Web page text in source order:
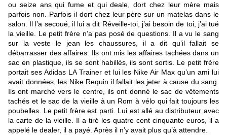
ou seize ans qui fume et qui deale, dort chez leur mère mais
parfois non. Parfois il dort chez leur père sur un matelas dans le
salon. Il l’a secoué, il lui a dit Réveille-toi, j’ai besoin de toi, j’ai tué
la vieille. Le petit frère n’a pas posé de questions. Il a vu le sang
sur la veste le jean les chaussures, il a dit qu’il fallait se
débarrasser des affaires. Ils ont mis les affaires tachées dans un
sac en plastique, ils se sont habillés, ils sont sortis. Le petit frère
portait ses Adidas LA Trainer et lui les Nike Air Max qu’un ami lui
avait données, les Nike Requin il fallait les jeter à cause du sang.
Ils ont marché vers le centre, ils ont donné le sac de vêtements
tachés et le sac de la vieille à un Rom à vélo qui fait toujours les
poubelles. Le petit frère est parti. Lui est allé au distributeur avec
la carte de la vieille. Il a tiré les quatre cent cinquante euros, il a
appelé le dealer, il a payé. Après il n’y avait plus qu’à attendre.